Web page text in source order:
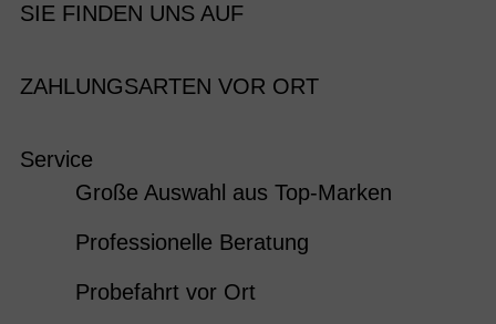
SIE FINDEN UNS AUF
ZAHLUNGSARTEN VOR ORT
Service
Große Auswahl aus Top-Marken
Professionelle Beratung
Probefahrt vor Ort